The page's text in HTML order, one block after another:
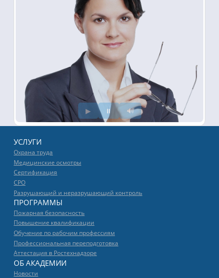
▶ ⏸ 🔊
УСЛУГИ
Охрана труда
Медицинские осмотры
Сертификация
СРО
Разрушающий и неразрушающий контроль
ПРОГРАММЫ
Пожарная безопасность
Повышение квалификации
Обучение по рабочим профессиям
Профессиональная переподготовка
Аттестация в Ростехнадзоре
ОБ АКАДЕМИИ
Новости